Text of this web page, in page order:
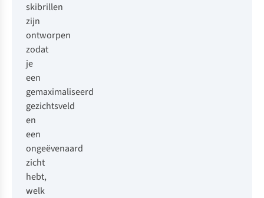
skibrillen
zijn
ontworpen
zodat
je
een
gemaximaliseerd
gezichtsveld
en
een
ongeëvenaard
zicht
hebt,
welk